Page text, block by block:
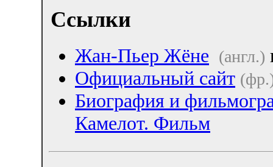
Ссылки
Жан-Пьер Жёне (англ.)
Официальный сайт
Биография и
Камелот. Фильм